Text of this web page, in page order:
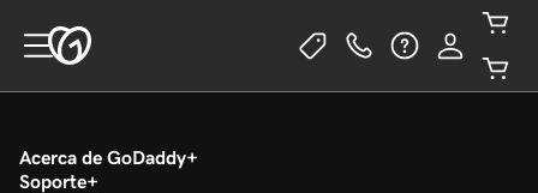
Acerca de GoDaddy
Soporte